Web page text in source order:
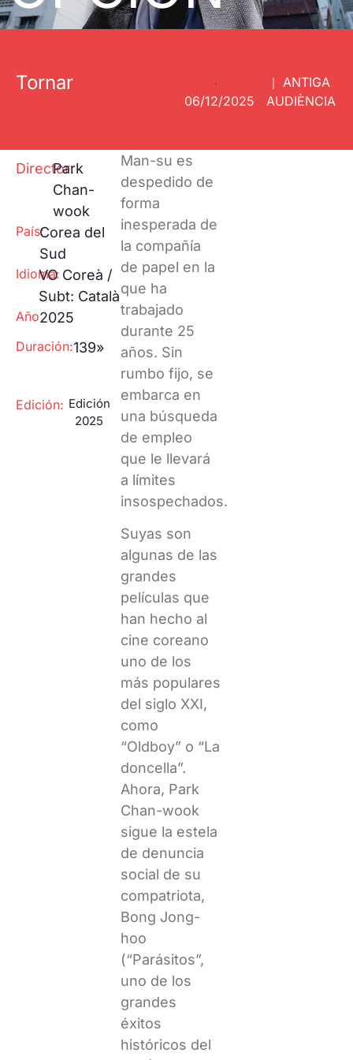
Huella ecológica
Especiales
Talento Local
One to one
@panoramica
Tornar ·
06/12/2025
ANTIGA
AUDIÈNCIA
Director:
Park
Chan-
wook
País:Corea del
Sud
Idioma:VO Coreà /
Subt: Català
Año2025
Duración:139»
Edición: Edición
2025
Man-su es
despedido de
forma
inesperada de
la compañía
de papel en la
que ha
trabajado
durante 25
años. Sin
rumbo fijo, se
embarca en
una búsqueda
de empleo
que le llevará
a límites
insospechados.
Suyas son
algunas de las
grandes
películas que
han hecho al
cine coreano
uno de los
más populares
del siglo XXI,
como
“Oldboy” o “La
doncella”.
Ahora, Park
Chan-wook
sigue la estela
de denuncia
social de su
compatriota,
Bong Jong-
hoo
(“Parásitos”,
uno de los
grandes
éxitos
históricos del